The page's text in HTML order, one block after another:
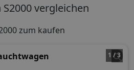
vergleichen
zum kaufen
1 / 3